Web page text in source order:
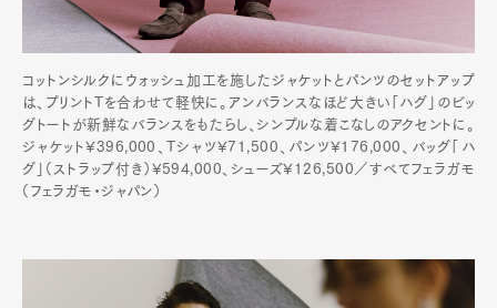
Pen Meet
Pen international Pen tw
コットンシルクにウォッシュ加工を施したジャケットとパンツのセットアップ
は、プリントTを合わせて軽快に。アンバランスなほど大きい「ハグ」のビッ
グトートが新鮮なバランスをもたらし、シンプルな着こなしのアクセントに。
ジャケット¥396,000、Tシャツ¥71,500、パンツ¥176,000、バッグ「ハ
グ」（ストラップ付き）¥594,000、シューズ¥126,500／すべてフェラガモ
（フェラガモ・ジャパン）